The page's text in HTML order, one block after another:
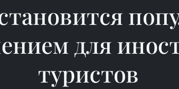
для
туристов